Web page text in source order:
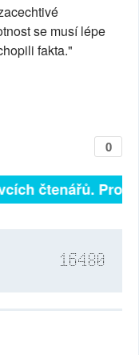
se musí lépe
fakta."
0
čtenářů.
16480